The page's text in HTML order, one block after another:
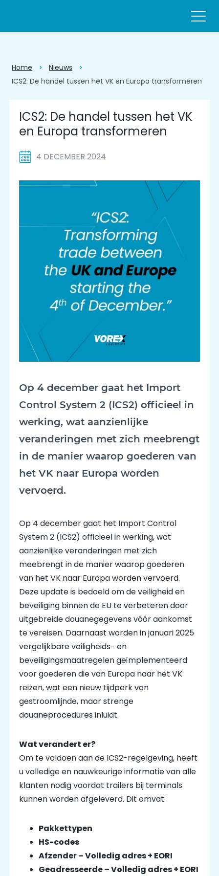
Home
Nieuws
ICS2: De handel tussen het VK en Europa transformeren
ICS2: De handel tussen het VK
en Europa transformeren
4 DECEMBER 2024
Op 4 december gaat het Import
Control System 2 (ICS2) officieel in
werking, wat aanzienlijke
veranderingen met zich meebrengt
in de manier waarop goederen van
het VK naar Europa worden
vervoerd.
Op 4 december gaat het Import Control
System 2 (ICS2) officieel in werking, wat
aanzienlijke veranderingen met zich
meebrengt in de manier waarop goederen
van het VK naar Europa worden vervoerd.
Deze update is bedoeld om de veiligheid en
beveiliging binnen de EU te verbeteren door
uitgebreide douanegegevens vóór aankomst
te vereisen. Daarnaast worden in januari 2025
vergelijkbare veiligheids- en
beveiligingsmaatregelen geïmplementeerd
voor goederen die van Europa naar het VK
reizen, wat een nieuw tijdperk van
gestroomlijnde, maar strenge
douaneprocedures inluidt.
Wat verandert er?
Om te voldoen aan de ICS2-regelgeving, heeft
u volledige en nauwkeurige informatie van alle
klanten nodig voordat trailers bij terminals
kunnen worden afgeleverd. Dit omvat:
Pakkettypen
HS-codes
Afzender – Volledig adres + EORI
Geadresseerde – Volledig adres + EORI